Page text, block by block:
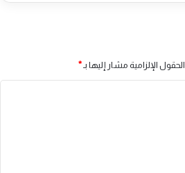
الحقول الإلزامية مشار إليها بـ *